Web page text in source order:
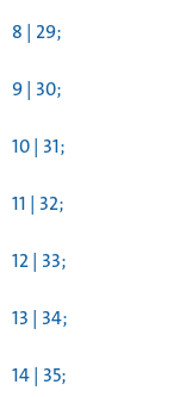
8 | 29;
9 | 30;
10 | 31;
11 | 32;
12 | 33;
13 | 34;
14 | 35;